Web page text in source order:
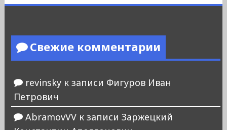
Свежие комментарии
revinskyк записи Фигуров Иван
Петрович
AbramovVVк записи Заржецкий